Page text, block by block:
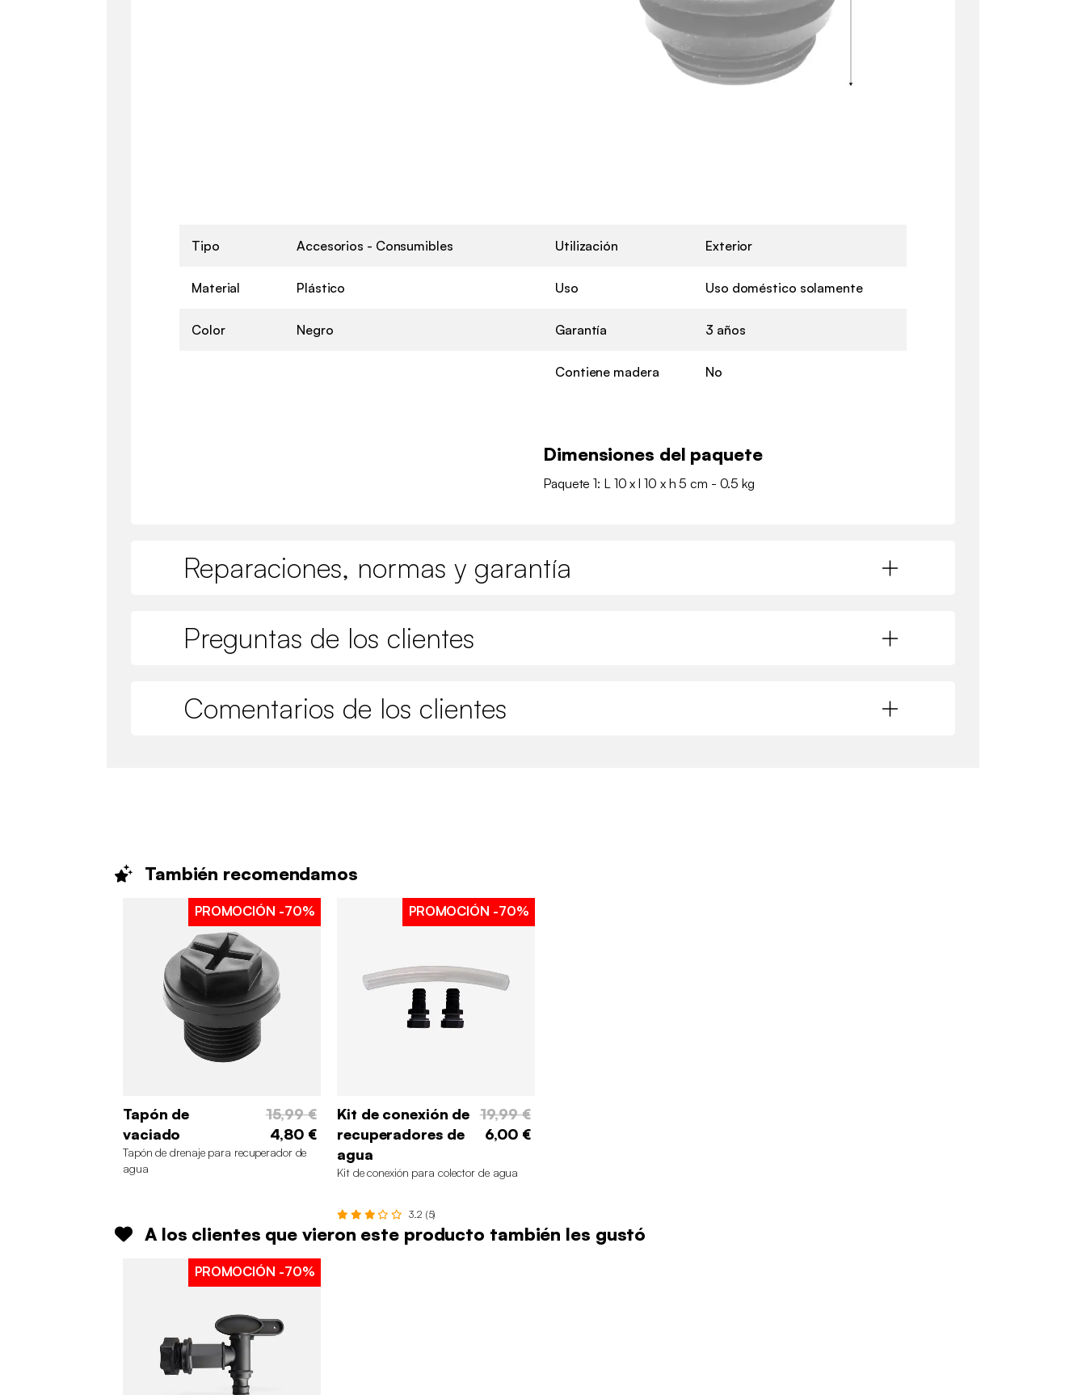
Tipo Accesorios - Consumibles
Material Plástico
Color Negro
Utilización Exterior
Uso Uso doméstico solamente
Garantía 3 años
Contiene madera No
Dimensiones del paquete
Paquete 1: L 10 x l 10 x h 5 cm - 0.5 kg
Reparaciones, normas y garantía
Preguntas de los clientes
Comentarios de los clientes
También recomendamos
PROMOCIÓN -70%
Tapón de
vaciado
15,99 €
4,80 €
Tapón de drenaje para recuperador de
agua
PROMOCIÓN -70%
Kit de conexión de
recuperadores de
agua
19,99 €
6,00 €
Kit de conexión para colector de agua
3.2 (5)
A los clientes que vieron este producto también les gustó
PROMOCIÓN -70%